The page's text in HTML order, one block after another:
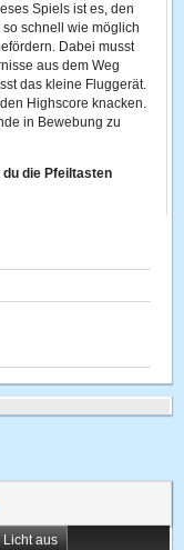
Spiels ist es, den
schnell wie möglich
Dabei musst
aus dem Weg
das kleine Fluggerät.
Highscore knacken.
in Bewebung zu
die Pfeiltasten
Licht aus